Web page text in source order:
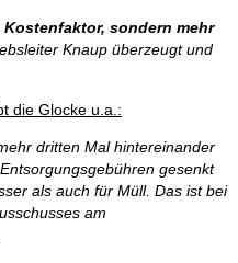
sondern mehr
Knaup überzeugt und
die Glocke u.a.:
dritten Mal hintereinander
gesenkt
als auch für Müll. Das ist bei
am